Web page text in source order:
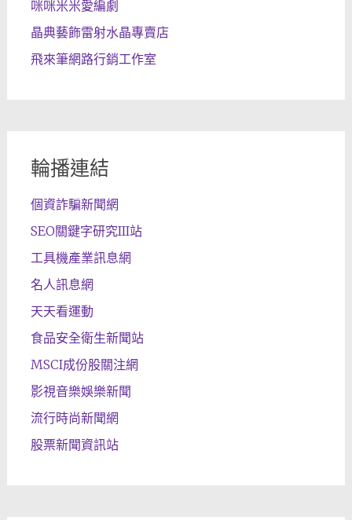
咪咪米米愛編劇
晶典藝飾雷射水晶專賣店
飛來筆網路行銷工作室
輪播連結
個資詐騙新聞網
SEO關鍵字研究III站
工具機產業訊息網
名人訊息網
天天看運動
食品安全衛生新聞站
MSCI成份股關注網
影視音樂娛樂新聞
流行時尚新聞網
股票新聞資訊站